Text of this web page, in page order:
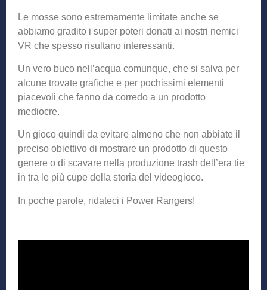
Le mosse sono estremamente limitate anche se
abbiamo gradito i super poteri donati ai nostri nemici
VR che spesso risultano interessanti.
Un vero buco nell’acqua comunque, che si salva per
alcune trovate grafiche e per pochissimi elementi
piacevoli che fanno da corredo a un prodotto
mediocre.
Un gioco quindi da evitare almeno che non abbiate il
preciso obiettivo di mostrare un prodotto di questo
genere o di scavare nella produzione trash dell’era tie
in tra le più cupe della storia del videogioco.
In poche parole, ridateci i Power Rangers!